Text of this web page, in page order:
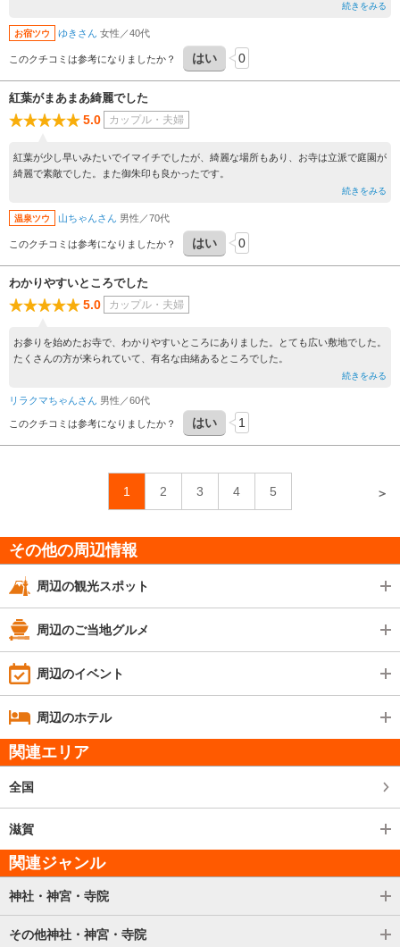
続きをみる
お宿ツウ ゆきさん 女性／40代
このクチコミは参考になりましたか？ はい 0
紅葉がまあまあ綺麗でした
5.0 カップル・夫婦
紅葉が少し早いみたいでイマイチでしたが、綺麗な場所もあり、お寺は立派で庭園が
綺麗で素敵でした。また御朱印も良かったです。
続きをみる
温泉ツウ 山ちゃんさん 男性／70代
このクチコミは参考になりましたか？ はい 0
わかりやすいところでした
5.0 カップル・夫婦
お参りを始めたお寺で、わかりやすいところにありました。とても広い敷地でした。
たくさんの方が来られていて、有名な由緒あるところでした。
続きをみる
リラクマちゃんさん 男性／60代
このクチコミは参考になりましたか？ はい 1
1 2 3 4 5 ＞
その他の周辺情報
周辺の観光スポット
周辺のご当地グルメ
周辺のイベント
周辺のホテル
関連エリア
全国
滋賀
関連ジャンル
神社・神宮・寺院
その他神社・神宮・寺院